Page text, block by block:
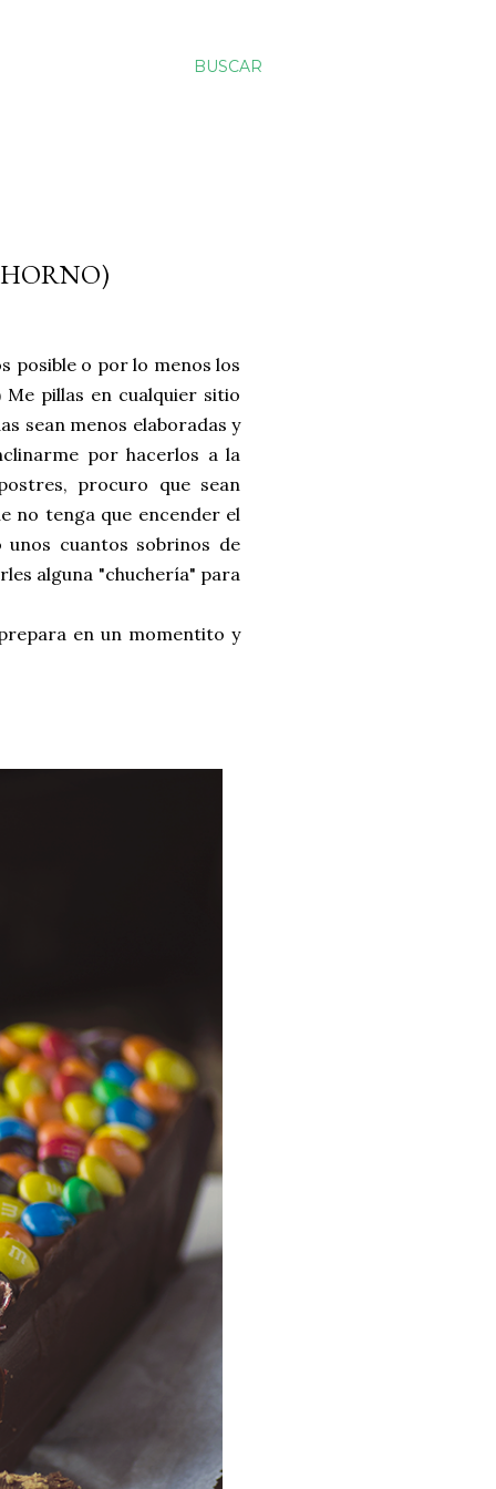
BUSCAR
posible o por lo menos los
pillas en cualquier sitio
sean menos elaboradas y
por hacerlos a la
procuro que sean
no tenga que encender el
cuantos sobrinos de
alguna "chuchería" para
en un momentito y